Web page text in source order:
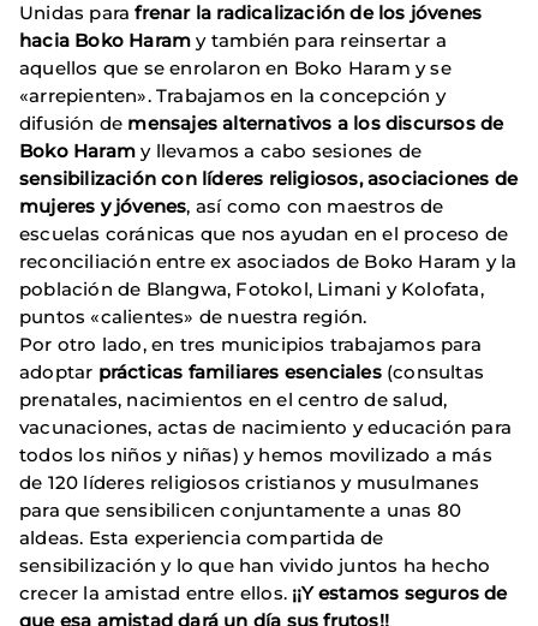
Unidas parafrenar la radicalización de los jóvenes
hacia Boko Haram y también para reinsertar a
aquellos que se enrolaron en Boko Haram y se
«arrepienten». Trabajamos en la concepción y
difusión de mensajes alternativos a los discursos de
Boko Haramy llevamos a cabo sesiones de
sensibilización con líderes religiosos, asociaciones de
mujeres y jóvenes, así como con maestros de
escuelas coránicas que nos ayudan en el proceso de
reconciliación entre ex asociados de Boko Haram y la
población de Blangwa, Fotokol, Limani y Kolofata,
puntos «calientes» de nuestra región.
Por otro lado, en tres municipios trabajamos para
adoptar prácticas familiares esenciales (consultas
prenatales, nacimientos en el centro de salud,
vacunaciones, actas de nacimiento y educación para
todos los niños y niñas) y hemos movilizado a más
de 120 líderes religiosos cristianos y musulmanes
para que sensibilicen conjuntamente a unas 80
aldeas. Esta experiencia compartida de
sensibilización y lo que han vivido juntos ha hecho
crecer la amistad entre ellos. ¡¡Y estamos seguros de
que esa amistad dará un día sus frutos!!